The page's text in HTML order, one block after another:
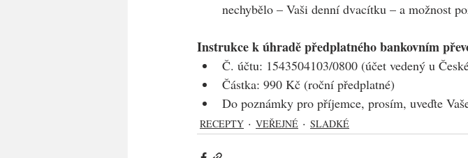
nechybělo – Vaši denní dvacítku – a možnost
Instrukce k úhradě předplatného bankovním
Č. účtu: 1543504103/0800 (účet vedený u
Částka: 990 Kč (roční předplatné)
Do poznámky pro příjemce, prosím, uveďte
RECEPTY VEŘEJNÉ SLADKÉ